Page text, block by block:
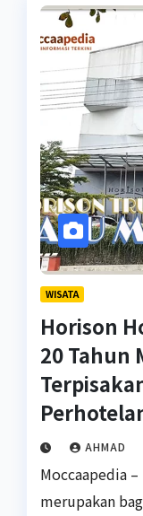
WISATA
Horison
20 Tahun
AHMAD
Moccaapedia
merupakan